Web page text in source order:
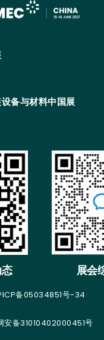
备与材料中国展
展会
ICP备05034851号-34
安备31010402000451号